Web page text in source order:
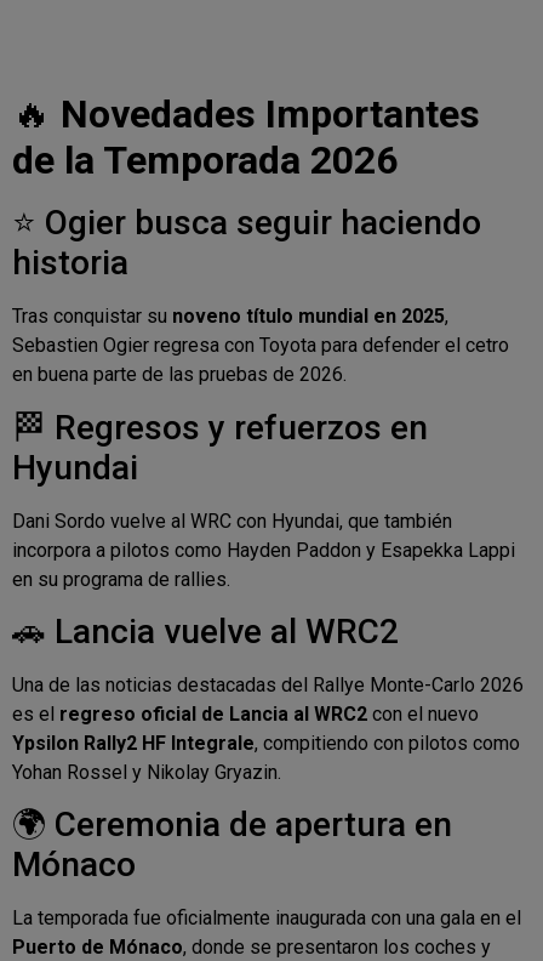
🔥 Novedades Importantes
de la Temporada 2026
⭐ Ogier busca seguir haciendo
historia
Tras conquistar su noveno título mundial en 2025,
Sebastien Ogier regresa con Toyota para defender el cetro
en buena parte de las pruebas de 2026.
🏁 Regresos y refuerzos en
Hyundai
Dani Sordo vuelve al WRC con Hyundai, que también
incorpora a pilotos como Hayden Paddon y Esapekka Lappi
en su programa de rallies.
🚗 Lancia vuelve al WRC2
Una de las noticias destacadas del Rallye Monte-Carlo 2026
es el regreso oficial de Lancia al WRC2 con el nuevo
Ypsilon Rally2 HF Integrale, compitiendo con pilotos como
Yohan Rossel y Nikolay Gryazin.
🌍 Ceremonia de apertura en
Mónaco
La temporada fue oficialmente inaugurada con una gala en el
Puerto de Mónaco, donde se presentaron los coches y